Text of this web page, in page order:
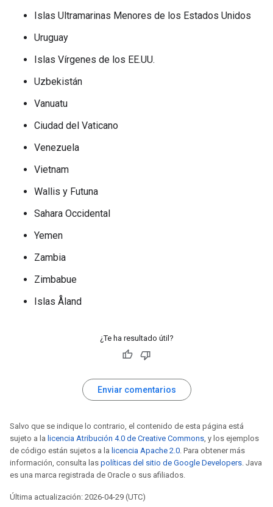
Islas Ultramarinas Menores de los Estados Unidos
Uruguay
Islas Vírgenes de los EE.UU.
Uzbekistán
Vanuatu
Ciudad del Vaticano
Venezuela
Vietnam
Wallis y Futuna
Sahara Occidental
Yemen
Zambia
Zimbabue
Islas Åland
¿Te ha resultado útil?
Enviar comentarios
Salvo que se indique lo contrario, el contenido de esta página está
sujeto a la licencia Atribución 4.0 de Creative Commons, y los ejemplos
de código están sujetos a la licencia Apache 2.0. Para obtener más
información, consulta las políticas del sitio de Google Developers. Java
es una marca registrada de Oracle o sus afiliados.
Última actualización: 2026-04-29 (UTC)